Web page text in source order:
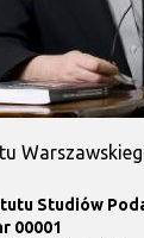
Studiów
00001